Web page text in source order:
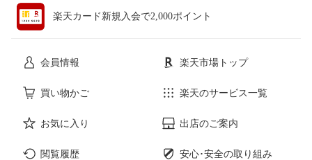
本・雑誌・コミック
楽天カード新規入会で2,000ポイント
会員情報 楽天市場トップ
買い物かご 楽天のサービス一覧
お気に入り 出店のご案内
閲覧履歴 安心･安全の取り組み